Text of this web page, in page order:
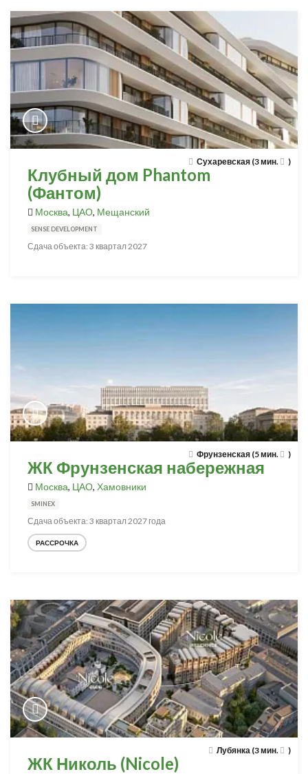
Сухаревская (3 мин. )
Клубный дом Phantom
(Фантом)
Москва, ЦАО, Мещанский
SENSE DEVELOPMENT
Сдача объекта: 3 квартал 2027
Фрунзенская (5 мин. )
ЖК Фрунзенская набережная
Москва, ЦАО, Хамовники
SMINEX
Сдача объекта: 3 квартал 2027 года
РАССРОЧКА
Лубянка (3 мин. )
ЖК Николь (Nicole)